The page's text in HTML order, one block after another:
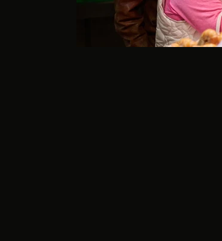
Descubre ingredientes